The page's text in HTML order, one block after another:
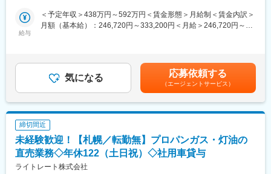
全国50以上の拠点を展開し、食品・日用品など生活インフラを支
える総合物流企業です。創業60年以上の安定基盤を持ち、効率
当社の物流担当として配送完了までの一連の業務をお任せしま
す。
■具体的には：
青果を全国へ配送するために、「物流の司令塔」として輸送プラ
ンの策定や配送手配を行っていただきます。鮮度が命の青果物の
輸送において重要なポジションです。
基本的な仕事内容は、以下の通りです。
（1）取引先からの依頼を元に荷物を運ぶトラックを手配（1日あ
囲：会社の定める事業所
給与
＜予定年収＞438万円～592万円＜賃金形態＞月給制＜賃金内訳＞
月額（基本給）：246,720円～333,200円＜月給＞246,720円～
計4か月分★2024・2025年は1月に決算賞与支給実績あり★■残業
手当：1分単位で支給賃金はあくまでも目安の金額であり、選考を
通じて上下する可能性があります。月給(月額)は固定手当を含めた
表記です。
気になる 応募依頼する
（エージェントサービス）
締切間近
未経験歓迎！【札幌／転勤無】プロパンガス・灯油の
直売業務◇年休122（土日祝）◇社用車貸与
ライトレート株式会社